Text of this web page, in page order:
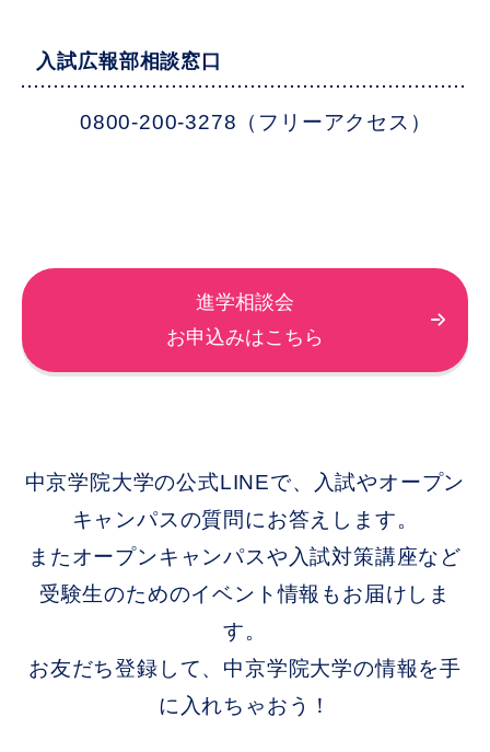
入試広報部相談窓口
0800-200-3278（フリーアクセス）
進学相談会
お申込みはこちら
中京学院大学の公式LINEで、入試やオープン
キャンパスの質問にお答えします。
またオープンキャンパスや入試対策講座など
受験生のためのイベント情報もお届けしま
す。
お友だち登録して、中京学院大学の情報を手
に入れちゃおう！